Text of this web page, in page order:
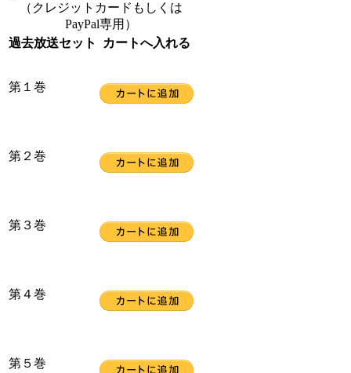
（クレジットカードもしくは
PayPal専用）
過去放送セット
カートへ入れる
第１巻
第２巻
第３巻
第４巻
第５巻